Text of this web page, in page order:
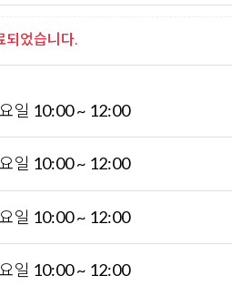
되었습니다.
일 10:00 ~ 12:00
일 10:00 ~ 12:00
일 10:00 ~ 12:00
일 10:00 ~ 12:00